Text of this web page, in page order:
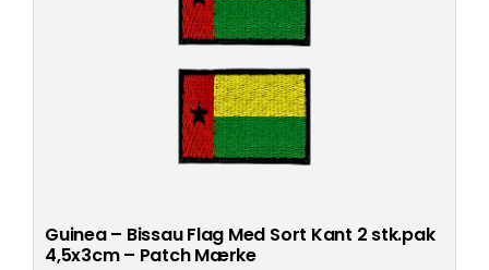
Guinea – Bissau Flag Med Sort Kant 2 stk.pak
4,5x3cm – Patch Mærke